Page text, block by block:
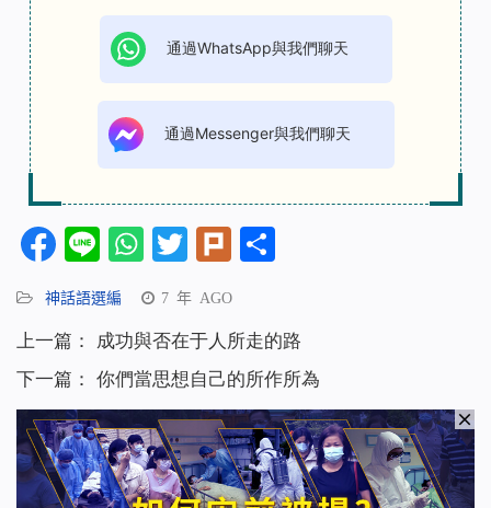
通過WhatsApp與我們聊天
通過Messenger與我們聊天
Facebook
LineWhatsApp
Twitter
Plurk
神話語選編 7 年 AGO
上一篇：
成功與否在于人所走的路
下一篇： 你們當思想自己的所作所為